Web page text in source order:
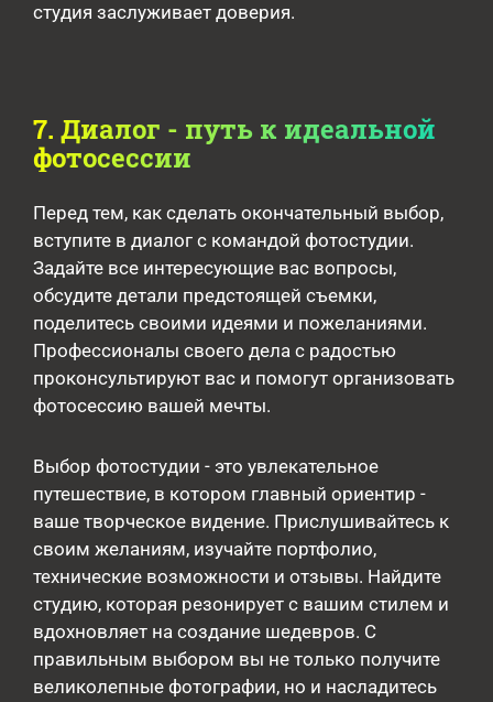
студия заслуживает доверия.
7. Диалог - путь к идеальной
фотосессии
Перед тем, как сделать окончательный выбор,
вступите в диалог с командой фотостудии.
Задайте все интересующие вас вопросы,
обсудите детали предстоящей съемки,
поделитесь своими идеями и пожеланиями.
Профессионалы своего дела с радостью
проконсультируют вас и помогут организовать
фотосессию вашей мечты.
Выбор фотостудии - это увлекательное
путешествие, в котором главный ориентир -
ваше творческое видение. Прислушивайтесь к
своим желаниям, изучайте портфолио,
технические возможности и отзывы. Найдите
студию, которая резонирует с вашим стилем и
вдохновляет на создание шедевров. С
правильным выбором вы не только получите
великолепные фотографии, но и насладитесь